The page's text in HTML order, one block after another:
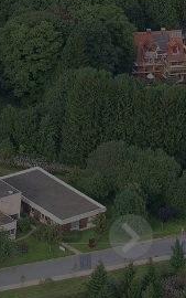
Ne
xt